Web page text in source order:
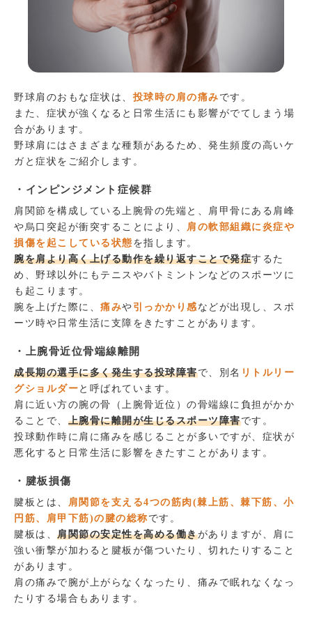
野球肩のおもな症状は、 投球時の肩の痛み です。
また、症状が強くなると日常生活にも影響がでてしまう場
合があります。
野球肩にはさまざまな種類があるため、発生頻度の高いケ
ガと症状をご紹介します。
・インピンジメント症候群
肩関節を構成している上腕骨の先端と、肩甲骨にある肩峰
や烏口突起が衝突することにより、
肩の軟部組織に炎症や
損傷を起こしている状態 を指します。
腕を肩より高く上げる動作を繰り返すことで発症するた
め、野球以外にもテニスやバトミントンなどのスポーツに
も起こります。
腕を上げた際に、 痛みや 引っかかり感 などが出現し、スポ
ーツ時や日常生活に支障をきたすことがあります。
・上腕骨近位骨端線離開
成長期の選手に多く発生する投球障害で、別名 リトルリー
グショルダー と呼ばれています。
肩に近い方の腕の骨（上腕骨近位）の骨端線に負担がかか
ることで、 上腕骨に離開が生じるスポーツ障害です。
投球動作時に肩に痛みを感じることが多いですが、症状が
悪化すると日常生活に影響をきたすことがあります。
・腱板損傷
腱板とは、
肩関節を支える4つの筋肉(棘上筋、棘下筋、小
円筋、肩甲下筋)の腱の総称 です。
腱板は、 肩関節の安定性を高める働きがありますが、肩に
強い衝撃が加わると腱板が傷ついたり、切れたりすること
があります。
肩の痛みで腕が上がらなくなったり、痛みで眠れなくなっ
たりする場合もあります。